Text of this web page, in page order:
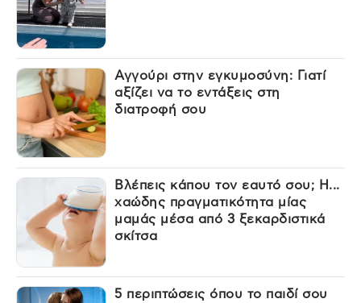
Αγγούρι στην εγκυμοσύνη: Γιατί
αξίζει να το εντάξεις στη
διατροφή σου
Βλέπεις κάπου τον εαυτό σου; Η...
χαώδης πραγματικότητα μίας
μαμάς μέσα από 3 ξεκαρδιστικά
σκίτσα
5 περιπτώσεις όπου το παιδί σου